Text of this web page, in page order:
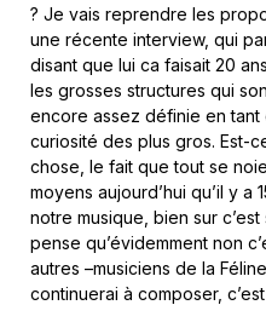
? Je vais reprendre les
une récente interview, qui
disant que lui ca faisait 20
les grosses structures qui
encore assez définie en
curiosité des plus gros. Est-
chose, le fait que tout se
moyens aujourd’hui qu’il y a
notre musique, bien sur
pense qu’évidemment non
autres –musiciens de la
continuerai à composer,